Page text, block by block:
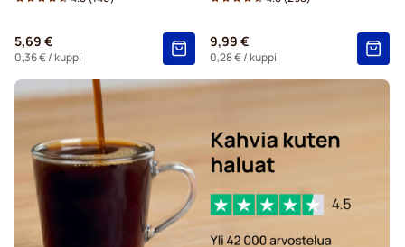
5,69 €
0,36 €/ kuppi
9,99 €
0,28 €/ kuppi